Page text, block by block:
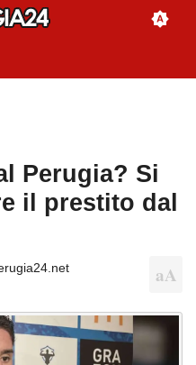
Perugia? Si
il prestito dal